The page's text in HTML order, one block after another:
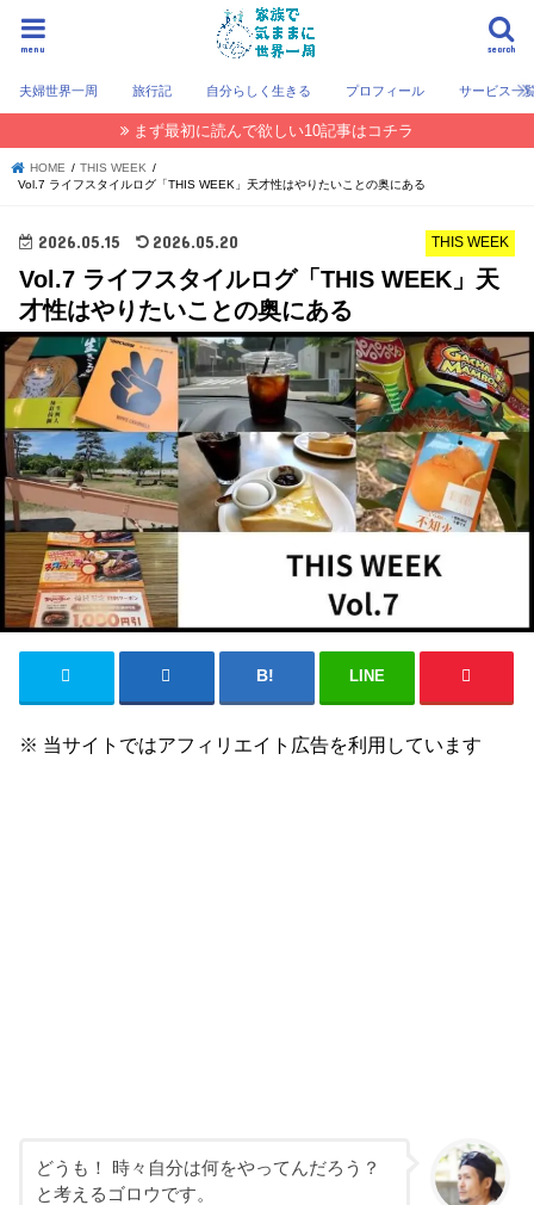
search
menu
夫婦世界一周 旅行記 自分らしく生きる プロフィール サービス一
まず最初に読んで欲しい10記事はコチラ
HOME
THIS WEEK
Vol.7 ライフスタイルログ「THIS WEEK」天才性はやりたいことの奥にある
THIS WEEK
2026.05.15 2026.05.20
Vol.7 ライフスタイルログ「THIS WEEK」天
才性はやりたいことの奥にある
LINE
※ 当サイトではアフィリエイト広告を利用しています
どうも！ 時々自分は何をやってんだろう？
と考えるゴロウです。